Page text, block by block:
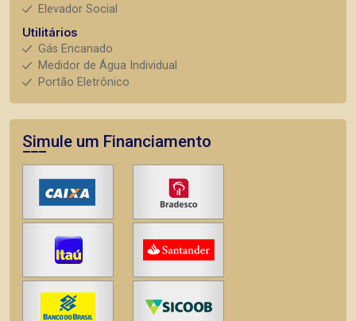
Elevador Social
Utilitários
Gás Encanado
Medidor de Água Individual
Portão Eletrônico
Simule um Financiamento